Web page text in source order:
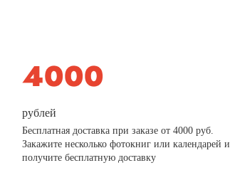
рублей
Бесплатная доставка при заказе от 4000 руб.
Закажите несколько фотокниг или календарей и
получите бесплатную доставку